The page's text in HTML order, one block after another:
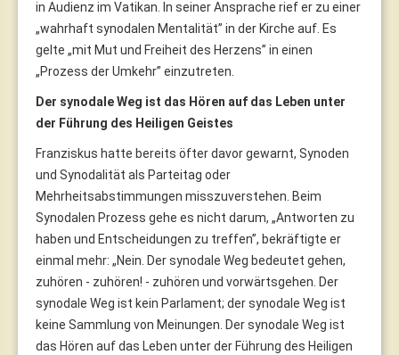
in Audienz im Vatikan. In seiner Ansprache rief er zu einer
„wahrhaft synodalen Mentalität” in der Kirche auf. Es
gelte „mit Mut und Freiheit des Herzens” in einen
„Prozess der Umkehr” einzutreten.
Der synodale Weg ist das Hören auf das Leben unter
der Führung des Heiligen Geistes
Franziskus hatte bereits öfter davor gewarnt, Synoden
und Synodalität als Parteitag oder
Mehrheitsabstimmungen misszuverstehen. Beim
Synodalen Prozess gehe es nicht darum, „Antworten zu
haben und Entscheidungen zu treffen”, bekräftigte er
einmal mehr: „Nein. Der synodale Weg bedeutet gehen,
zuhören - zuhören! - zuhören und vorwärtsgehen. Der
synodale Weg ist kein Parlament; der synodale Weg ist
keine Sammlung von Meinungen. Der synodale Weg ist
das Hören auf das Leben unter der Führung des Heiligen